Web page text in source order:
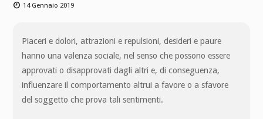
14 Gennaio 2019
Piaceri e dolori, attrazioni e repulsioni, desideri e paure
hanno una valenza sociale, nel senso che possono essere
approvati o disapprovati dagli altri e, di conseguenza,
influenzare il comportamento altrui a favore o a sfavore
del soggetto che prova tali sentimenti.